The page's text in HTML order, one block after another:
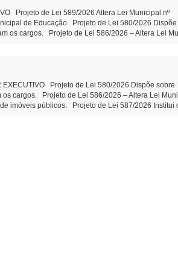
Projeto de Lei 589/2026 Altera Lei Municipal nº
de Educação Projeto de Lei 580/2026 Dispõe
os cargos. Projeto de Lei 586/2026 – Altera Lei
DA CÂMARA MUNICIPAL Projeto
78/2026 Ações e execução de Limpeza no
Claudio Juliane Dandolini Sônia
Projeto de Lei 580/2026 Dispõe sobre
cargos. Projeto de Lei 586/2026 – Altera Lei
imóveis públicos. Projeto de Lei 587/2026 Institui